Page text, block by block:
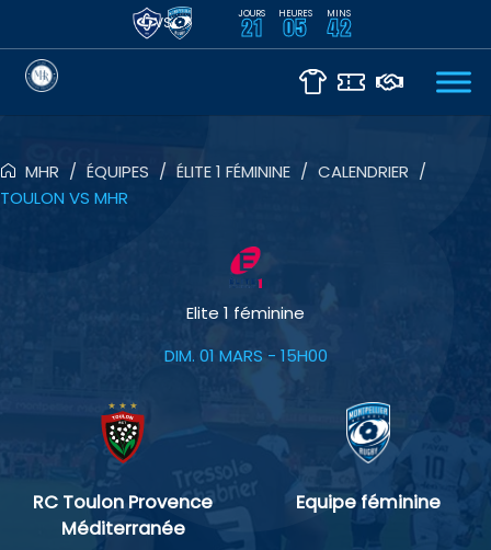
VS JOURS
21 HEURES
05 MINS
42
MHR / ÉQUIPES / ÉLITE 1 FÉMININE / CALENDRIER /
TOULON VS MHR
Elite 1 féminine
DIM. 01 MARS - 15H00
Equipe féminine
RC Toulon Provence
Méditerranée